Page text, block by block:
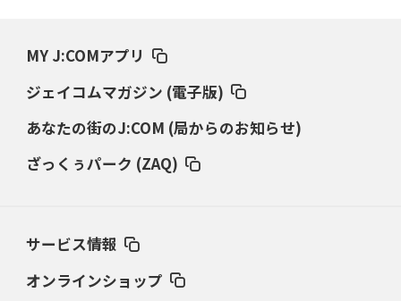
MY J:COMアプリ
ジェイコムマガジン (電子版)
あなたの街のJ:COM (局からのお知らせ)
ざっくぅパーク (ZAQ)
サービス情報
オンラインショップ